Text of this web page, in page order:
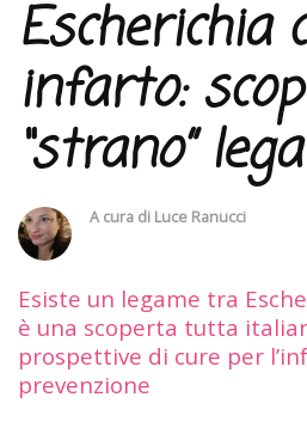
Escherichia
infarto:
“strano”
A cura di Luce Ranucci
Esiste un legame tra
è una scoperta tutta
prospettive di cure per
prevenzione